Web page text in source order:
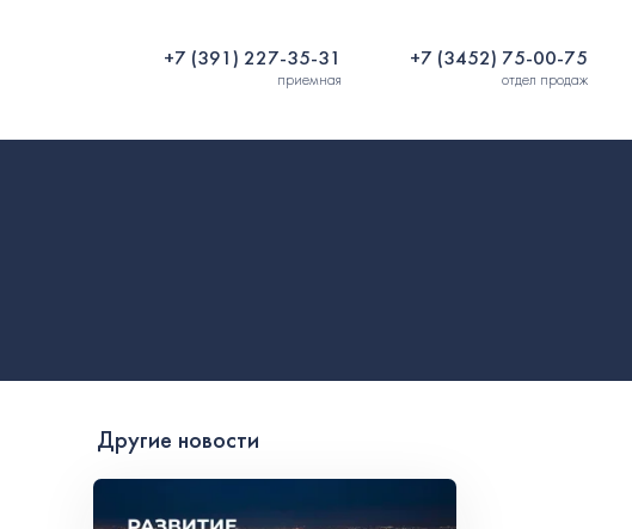
+7 (391) 227-35-31
приемная
+7 (3452) 75-00-75
отдел продаж
Другие новости